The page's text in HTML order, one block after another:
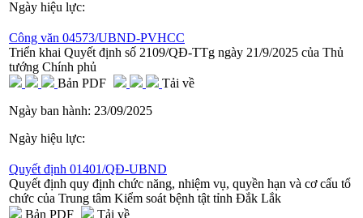
Ngày hiệu lực:
Công văn 04573/UBND-PVHCC
Triển khai Quyết định số 2109/QĐ-TTg ngày 21/9/2025 của Thủ
tướng Chính phủ
Bản PDF
Tải về
Ngày ban hành: 23/09/2025
Ngày hiệu lực:
Quyết định 01401/QĐ-UBND
Quyết định quy định chức năng, nhiệm vụ, quyền hạn và cơ cấu tổ
chức của Trung tâm Kiểm soát bệnh tật tỉnh Đắk Lắk
Bản PDF
Tải về